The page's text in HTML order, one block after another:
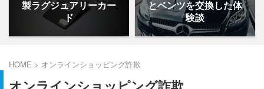
製ラグジュアリーカー
ド
とベンツを交換した体
験談
HOME > オンラインショッピング詐欺